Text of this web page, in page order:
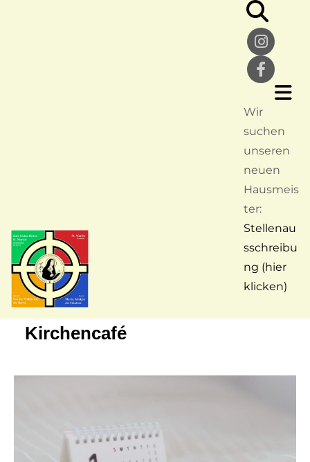
Wir
suchen
unseren
neuen
Hausmeis
ter:
Stellenau
sschreibu
ng (hier
klicken)
Kirchencafé